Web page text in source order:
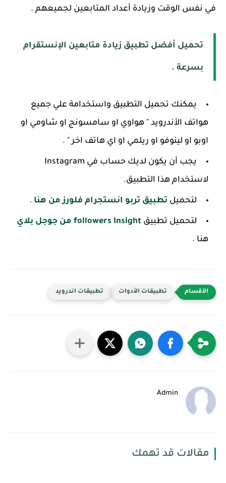
في نفس الوقت وزيادة أعداد المتابعين لجميعهم .
تحميل أفضل تطبيق زيادة متابعين الإنستقرام
بسرعة .
يمكنك تحميل التطبيق واستخدامة علي جميع
هواتف الأندرويد " هواوي او سامسونج او شاومي او
اوبو او لينوفو او ريلمي او اي هاتف اخر " .
يجب أن يكون لديك حساب في Instagram
لاستخدام هذا التطبيق.
لتحميل تطبيق تربو انستجرام فلورز من هنا .
لتحميل تطبيق followers Insight من جوجل بلاي
هنا .
تطبيقات الأدوات تطبيقات اندرويد
Admin
مقالات قد تهمك